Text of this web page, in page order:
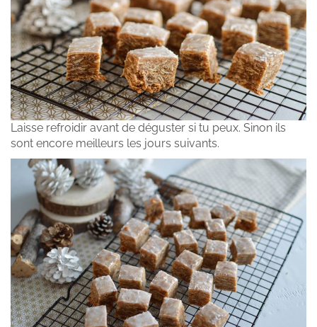
Laisse refroidir avant de déguster si tu peux. Sinon ils
sont encore meilleurs les jours suivants.